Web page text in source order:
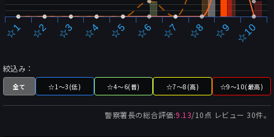
☆1 ☆2 ☆3 ☆4 ☆5 ☆6 ☆7 ☆8 ☆9 ☆10
絞込み：
全て ☆1～3(低) ☆4～6(普) ☆7～8(高) ☆9～10(最高)
警察署長の総合評価:9.13/10点 レビュー 30件。